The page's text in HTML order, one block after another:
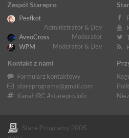
Zespół Starepro
Peefkot
Administrator & Dev
AveoCross
Moderator
WPM
Moderator & Dev
Kontakt z nami
Formularz kontaktowy
stareprogramy@gmail.com
Kanał IRC #starepro.info
Stare Programy 2005 -